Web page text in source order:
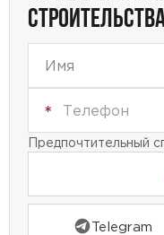
Предпочтительный
Telegram